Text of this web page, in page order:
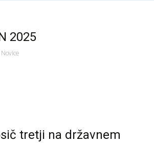
2025
Novice
tretji na državnem